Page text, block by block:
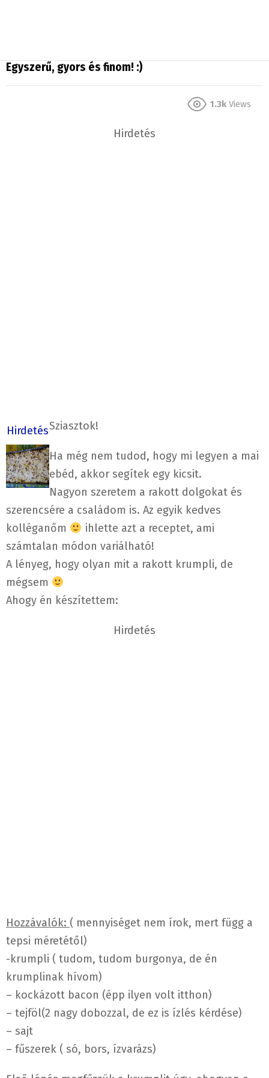
Egyszerű, gyors és finom! :)
1.3k Views
Hirdetés
HirdetésSziasztok!
Ha még nem tudod, hogy mi legyen a mai
ebéd, akkor segítek egy kicsit.
Nagyon szeretem a rakott dolgokat és
szerencsére a családom is. Az egyik kedves
kolléganőm
ihlette azt a receptet, ami
számtalan módon variálható!
A lényeg, hogy olyan mit a rakott krumpli, de
mégsem
Ahogy én készítettem:
Hirdetés
Hozzávalók: ( mennyiséget nem írok, mert függ a
tepsi méretétől)
-krumpli ( tudom, tudom burgonya, de én
krumplinak hívom)
– kockázott bacon (épp ilyen volt itthon)
– tejföl(2 nagy dobozzal, de ez is ízlés kérdése)
– sajt
– fűszerek ( só, bors, ízvarázs)